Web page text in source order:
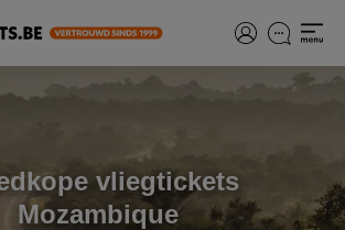
vliegtickets
Mozambique